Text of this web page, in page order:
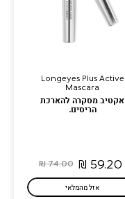
Longeyes Plus Active
Mascara
אקטיב מסקרה להארכת
הריסים.
59.20 ₪
74.00 ₪
אזל מהמלאי